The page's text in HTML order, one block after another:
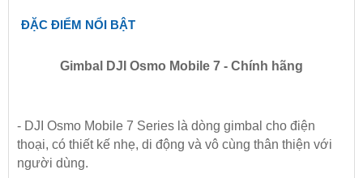
ĐẶC ĐIỂM NỔI BẬT
Gimbal DJI Osmo Mobile 7 - Chính hãng
- DJI Osmo Mobile 7 Series là dòng gimbal cho điện
thoại, có thiết kế nhẹ, di động và vô cùng thân thiện với
người dùng.